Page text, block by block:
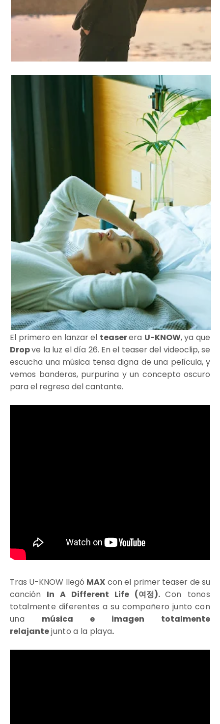
El primero en lanzar el teaserera U-KNOW, ya que
Dropve la luz el día 26. En el teaser del videoclip, se
escucha una música tensa digna de una película, y
vemos banderas, purpurina y un concepto oscuro
para el regreso del cantante.
Tras U-KNOW llegó MAX con el primer teaser de su
canción In A Different Life (여정).Con tonos
totalmente diferentes a su compañero junto con
una música e imagen totalmente
relajantejunto a la playa.